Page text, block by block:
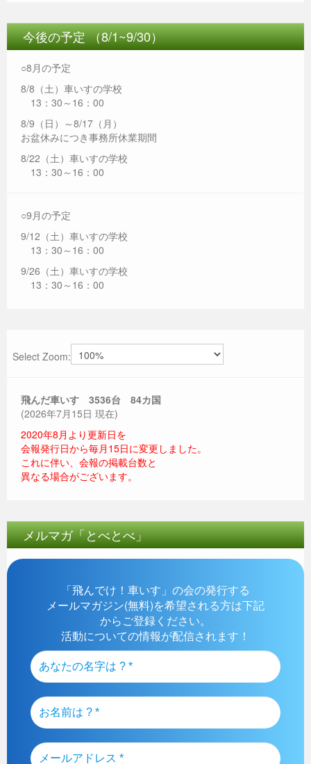
今後の予定 （8/1~9/30）
○8月の予定
8/8（土）車いすの学校
13：30～16：00
8/9（日）～8/17（月）
お盆休みにつき事務所休業期間
8/22（土）車いすの学校
13：30～16：00
○9月の予定
9/12（土）車いすの学校
13：30～16：00
9/26（土）車いすの学校
13：30～16：00
Select Zoom:
飛んだ車いす 3536台 84カ国
(2026年7月15日 現在)
2020年8月より更新日を
会報発行日から毎月15日に変更しました。
これに伴い、会報の掲載台数と
異なる場合がございます。
メルマガ「とべとべ」
「飛んでけ！車いす」の会の発行する
メールマガジン(無料)を希望される方は下記
からご登録ください。
活動についての情報が配信されます！